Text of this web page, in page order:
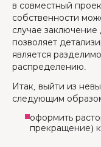
в совместный
собственности
случае
позволяет
является
распределению.
Итак, выйти из
следующим
оформить
прекращение)